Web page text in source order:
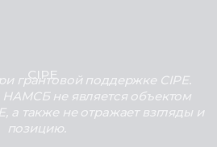
грантовой поддержке CIPE.
не является объектом
а также не отражает взгляды и
позицию.